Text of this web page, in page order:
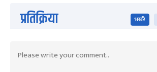
प्रतिक्रिया भर्खरै